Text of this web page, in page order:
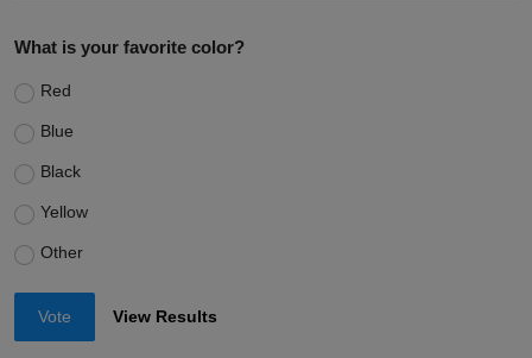
What is your favorite color?
Red
Blue
Black
Yellow
Other
Vote View Results